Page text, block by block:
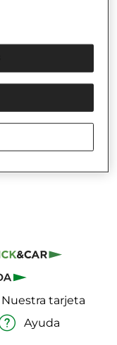
Nuestra tarjeta
Ayuda